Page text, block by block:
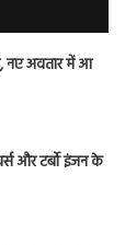
नए अवतार में आ
और टर्बो इंजन के